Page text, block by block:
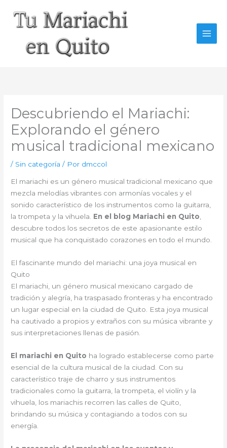
contenido
Descubriendo el Mariachi:
Explorando el género
musical tradicional mexicano
/ Sin categoría / Por dmccol
El mariachi es un género musical tradicional mexicano que
mezcla melodías vibrantes con armonías vocales y el
sonido característico de los instrumentos como la guitarra,
la trompeta y la vihuela. En el blog Mariachi en Quito,
descubre todos los secretos de este apasionante estilo
musical que ha conquistado corazones en todo el mundo.
El fascinante mundo del mariachi: una joya musical en
Quito
El mariachi, un género musical mexicano cargado de
tradición y alegría, ha traspasado fronteras y ha encontrado
un lugar especial en la ciudad de Quito. Esta joya musical
ha cautivado a propios y extraños con su música vibrante y
sus interpretaciones llenas de pasión.
El mariachi en Quito ha logrado establecerse como parte
esencial de la cultura musical de la ciudad. Con su
característico traje de charro y sus instrumentos
tradicionales como la guitarra, la trompeta, el violín y la
vihuela, los mariachis recorren las calles de Quito,
brindando su música y contagiando a todos con su
energía.